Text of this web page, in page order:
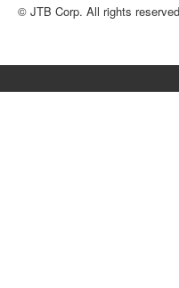
© JTB Corp. All rights